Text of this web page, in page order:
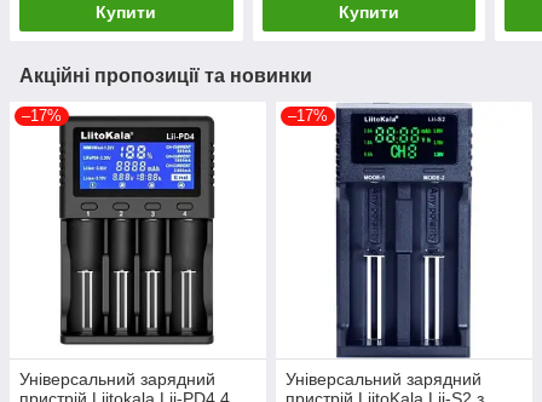
Купити Купити
Акційні пропозиції та новинки
–17%
Універсальний зарядний
пристрій Liitokala Lii-PD4 4
–17%
Універсальний зарядний
пристрій LiitoKala Lii-S2 з